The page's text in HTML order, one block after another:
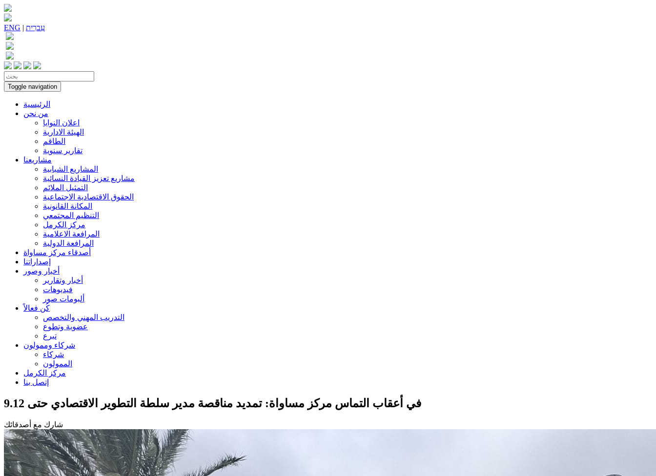
ENG | עִברִית
Toggle navigation
الرئيسية
من نحن
اعلان النوايا
الهيئة الادارية
الطاقم
تقارير سنوية
مشاريعنا
المشاريع الشبابية
مشاريع تعزيز القيادة النسائية
التمثيل الملائم
الحقوق الاقتصادية الاجتماعية
المكانة القانونية
التنظيم المجتمعي
مركز الكرمل
المرافعة الاعلامية
المرافعة الدولية
أصدقاء مركز مساواة
إصداراتنا
أخبار وصور
أخبار وتقارير
فيديوهات
ألبومات صور
كُن فعالاً
التدريب المهني والتخصص
عضوية وتطوع
تبرع
شركاء وممولون
شركاء
الممولون
مركز الكرمل
إتصل بنا
في أعقاب التماس مركز مساواة: تمديد مناقصة مدير سلطة التطوير الاقتصادي حتى 9.12
شارك مع أصدقائك